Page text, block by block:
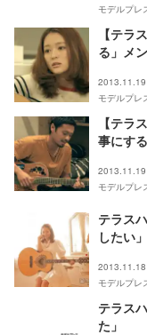
モデルプレ
【テラ
る」メ
モデルプレ
【テラ
事にする
モデルプレ
テラス
したい」
モデルプレ
テラス
た」